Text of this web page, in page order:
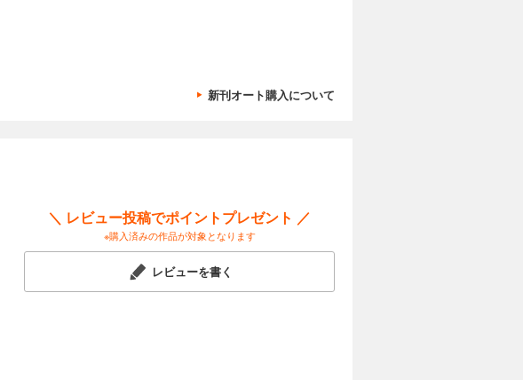
新刊オート購入について
＼ レビュー投稿でポイントプレゼント ／
※購入済みの作品が対象となります
レビューを書く